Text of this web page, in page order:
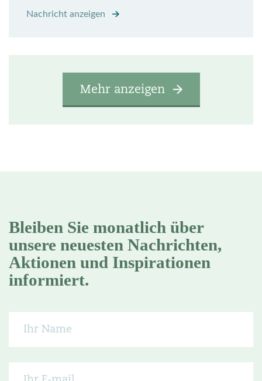
Nachricht anzeigen
Mehr anzeigen
Bleiben Sie monatlich über
unsere neuesten Nachrichten,
Aktionen und Inspirationen
informiert.